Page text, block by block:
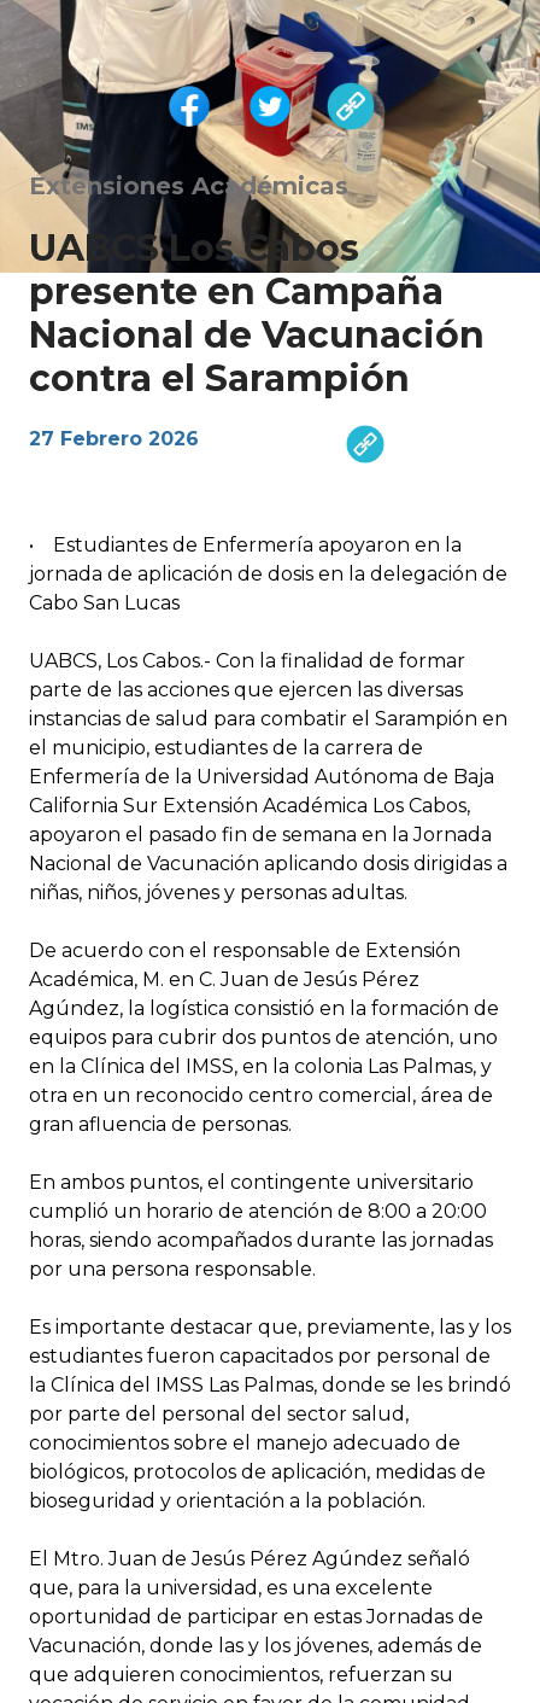
Extensiones Académicas
UABCS Los Cabos
presente en Campaña
Nacional de Vacunación
contra el Sarampión
27 Febrero 2026
• Estudiantes de Enfermería apoyaron en la
jornada de aplicación de dosis en la delegación de
Cabo San Lucas
UABCS, Los Cabos.- Con la finalidad de formar
parte de las acciones que ejercen las diversas
instancias de salud para combatir el Sarampión en
el municipio, estudiantes de la carrera de
Enfermería de la Universidad Autónoma de Baja
California Sur Extensión Académica Los Cabos,
apoyaron el pasado fin de semana en la Jornada
Nacional de Vacunación aplicando dosis dirigidas a
niñas, niños, jóvenes y personas adultas.
De acuerdo con el responsable de Extensión
Académica, M. en C. Juan de Jesús Pérez
Agúndez, la logística consistió en la formación de
equipos para cubrir dos puntos de atención, uno
en la Clínica del IMSS, en la colonia Las Palmas, y
otra en un reconocido centro comercial, área de
gran afluencia de personas.
En ambos puntos, el contingente universitario
cumplió un horario de atención de 8:00 a 20:00
horas, siendo acompañados durante las jornadas
por una persona responsable.
Es importante destacar que, previamente, las y los
estudiantes fueron capacitados por personal de
la Clínica del IMSS Las Palmas, donde se les brindó
por parte del personal del sector salud,
conocimientos sobre el manejo adecuado de
biológicos, protocolos de aplicación, medidas de
bioseguridad y orientación a la población.
El Mtro. Juan de Jesús Pérez Agúndez señaló
que, para la universidad, es una excelente
oportunidad de participar en estas Jornadas de
Vacunación, donde las y los jóvenes, además de
que adquieren conocimientos, refuerzan su